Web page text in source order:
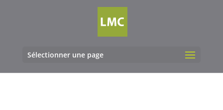
Sélectionner une page